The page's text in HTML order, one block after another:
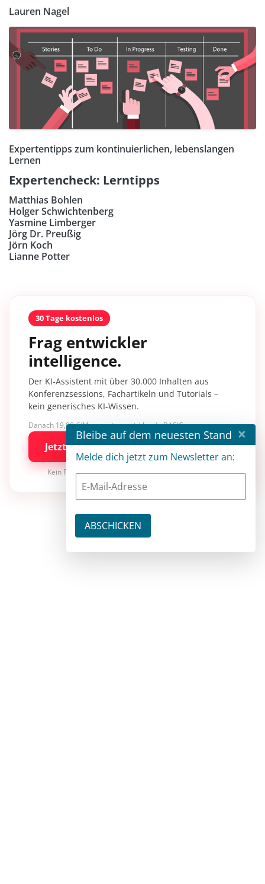
Lauren Nagel
Expertentipps zum kontinuierlichen, lebenslangen
Lernen
Expertencheck: Lerntipps
Matthias Bohlen
Holger Schwichtenberg
Yasmine Limberger
Jörg Dr. Preußig
Jörn Koch
Lianne Potter
30 Tage kostenlos
Frag entwickler
intelligence.
Der KI-Assistent mit über 30.000 Inhalten aus
Konferenzsessions, Fachartikeln und Tutorials –
kein generisches KI-Wissen.
Danach 19,90 €/Monat mit entwickler.de BASIC
Jetzt kostenlos testen
Kein Risiko · jederzeit kündbar
Bleibe auf dem neuesten Stand ×
Melde dich jetzt zum Newsletter an: